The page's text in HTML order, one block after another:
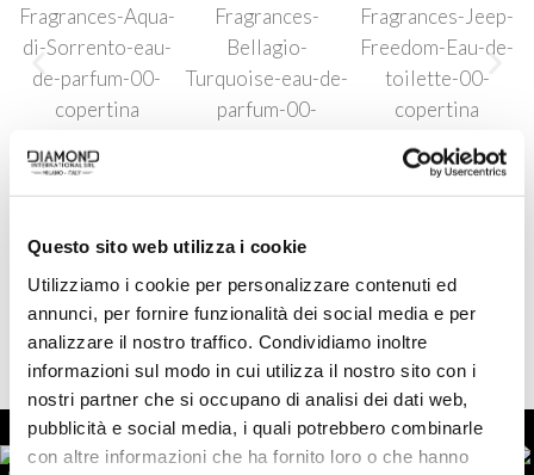
Questo sito web utilizza i cookie
Utilizziamo i cookie per personalizzare contenuti ed
annunci, per fornire funzionalità dei social media e per
analizzare il nostro traffico. Condividiamo inoltre
informazioni sul modo in cui utilizza il nostro sito con i
nostri partner che si occupano di analisi dei dati web,
pubblicità e social media, i quali potrebbero combinarle
con altre informazioni che ha fornito loro o che hanno
SCOPRI TUTTI I BRAND